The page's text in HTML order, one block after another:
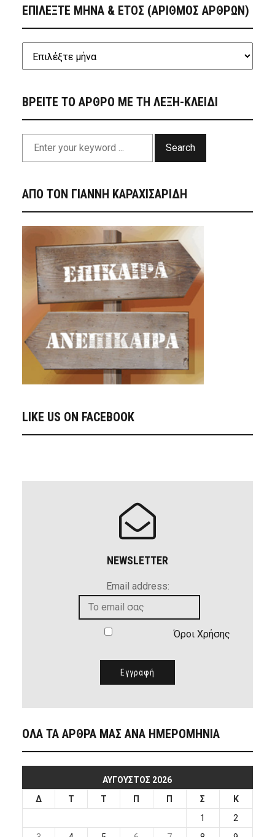
ΕΠΙΛΕΞΤΕ ΜΗΝΑ & ΕΤΟΣ (ΑΡΙΘΜΟΣ ΑΡΘΡΩΝ)
ΒΡΕΙΤΕ ΤΟ ΑΡΘΡΟ ΜΕ ΤΗ ΛΕΞΗ-ΚΛΕΙΔΙ
Search
ΑΠΟ ΤΟΝ ΓΙΑΝΝΗ ΚΑΡΑΧΙΣΑΡΙΔΗ
LIKE US ON FACEBOOK
NEWSLETTER
Email address:
Όροι Χρήσης
ΟΛΑ ΤΑ ΑΡΘΡΑ ΜΑΣ ΑΝΑ ΗΜΕΡΟΜΗΝΙΑ
ΑΎΓΟΥΣΤΟΣ 2026
Δ
Τ Τ Π Π Σ
Κ
1
2